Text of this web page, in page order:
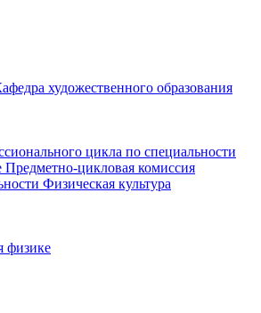
художественного образования
цикла по специальности
Предметно-цикловая комиссия
Физическая культура
физике